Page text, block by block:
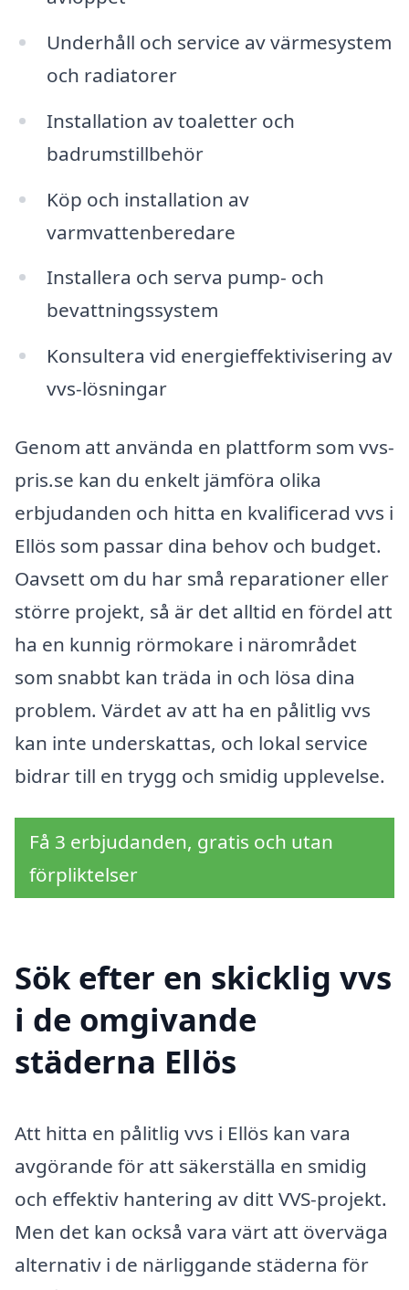
Underhåll och service av värmesystem
och radiatorer
Installation av toaletter och
badrumstillbehör
Köp och installation av
varmvattenberedare
Installera och serva pump- och
bevattningssystem
Konsultera vid energieffektivisering av
vvs-lösningar
Genom att använda en plattform som vvs-
pris.se kan du enkelt jämföra olika
erbjudanden och hitta en kvalificerad vvs i
Ellös som passar dina behov och budget.
Oavsett om du har små reparationer eller
större projekt, så är det alltid en fördel att
ha en kunnig rörmokare i närområdet
som snabbt kan träda in och lösa dina
problem. Värdet av att ha en pålitlig vvs
kan inte underskattas, och lokal service
bidrar till en trygg och smidig upplevelse.
Få 3 erbjudanden, gratis och utan
förpliktelser
Sök efter en skicklig vvs
i de omgivande
städerna Ellös
Att hitta en pålitlig vvs i Ellös kan vara
avgörande för att säkerställa en smidig
och effektiv hantering av ditt VVS-projekt.
Men det kan också vara värt att överväga
alternativ i de närliggande städerna för